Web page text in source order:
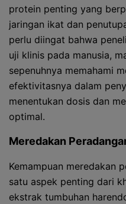
protein penting yang
jaringan ikat dan
perlu diingat bahwa
uji klinis pada manusia,
sepenuhnya memahami
efektivitasnya dalam
menentukan dosis dan
optimal.
Meredakan
Kemampuan meredakan
satu aspek penting dari
ekstrak tumbuhan